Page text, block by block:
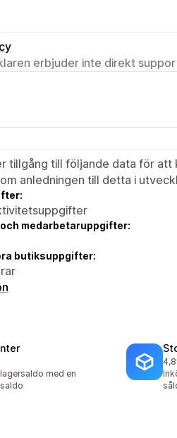
erbjuder inte direkt
tillgång till följande data för att
anledningen till detta i
medarbetaruppgifter:
butiksuppgifter:
med en
4,8
13